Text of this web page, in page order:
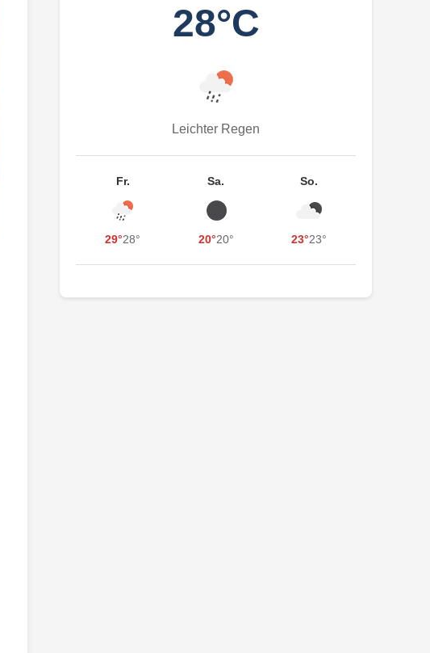
28°C
Leichter Regen
Fr.
29°28°
Sa.
20°20°
So.
23°23°